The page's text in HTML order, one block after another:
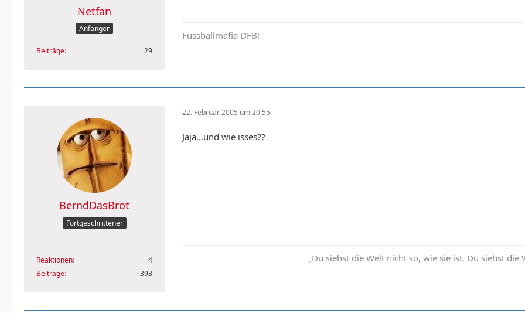
Netfan
Anfänger
Beiträge 29
Fussballmafia DFB!
BerndDasBrot
Fortgeschrittener
Reaktionen
4
Beiträge
393
22. Februar 2005 um 20:55
Jaja...und wie isses??
„Du siehst die Welt nicht so, wie sie ist. Du siehst